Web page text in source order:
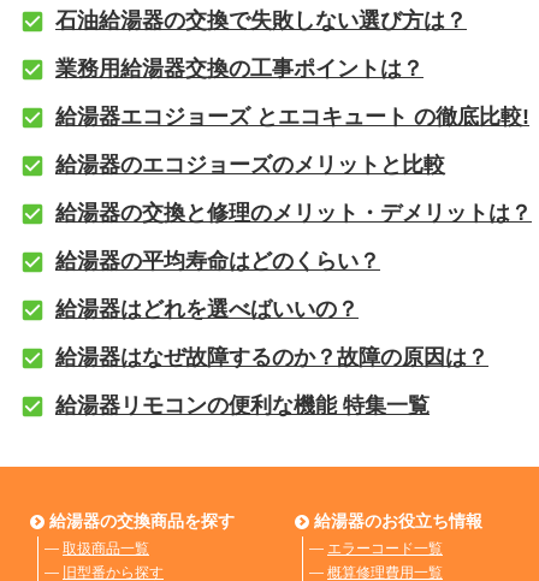
石油給湯器の交換で失敗しない選び方は？
業務用給湯器交換の工事ポイントは？
給湯器エコジョーズ とエコキュート の徹底比較!
給湯器のエコジョーズのメリットと比較
給湯器の交換と修理のメリット・デメリットは？
給湯器の平均寿命はどのくらい？
給湯器はどれを選べばいいの？
給湯器はなぜ故障するのか？故障の原因は？
給湯器リモコンの便利な機能 特集一覧
給湯器の交換商品を探す
― 取扱商品一覧
― 旧型番から探す
給湯器のお役立ち情報
― エラーコード一覧
― 概算修理費用一覧